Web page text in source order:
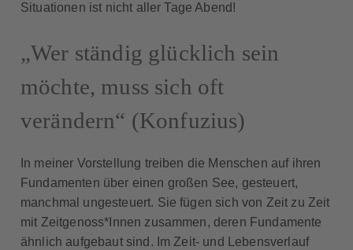
Situationen ist nicht aller Tage Abend!
„Wer ständig glücklich sein
möchte, muss sich oft
verändern“ (Konfuzius)
In meiner Vorstellung treiben die Menschen auf ihren
Fundamenten über einen großen See, gesteuert,
manchmal ungesteuert. Sie fügen sich von Zeit zu Zeit
mit Zeitgenoss*Innen zusammen, deren Fundamente
ähnlich aufgebaut sind. Im Zeit- und Lebensverlauf